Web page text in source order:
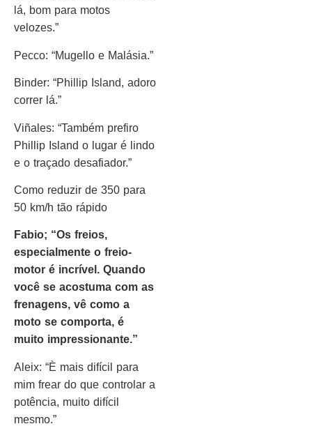
lá, bom para motos
velozes.”
Pecco: “Mugello e Malásia.”
Binder: “Phillip Island, adoro
correr lá.”
Viñales: “Também prefiro
Phillip Island o lugar é lindo
e o traçado desafiador.”
Como reduzir de 350 para
50 km/h tão rápido
Fabio; “Os freios,
especialmente o freio-
motor é incrível. Quando
você se acostuma com as
frenagens, vê como a
moto se comporta, é
muito impressionante.”
Aleix: “È mais difícil para
mim frear do que controlar a
potência, muito difícil
mesmo.”